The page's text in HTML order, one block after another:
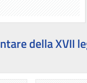
della XVII